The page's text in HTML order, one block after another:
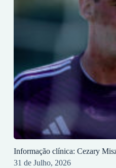
Informação clínica: Cezary
31 de Julho, 2026